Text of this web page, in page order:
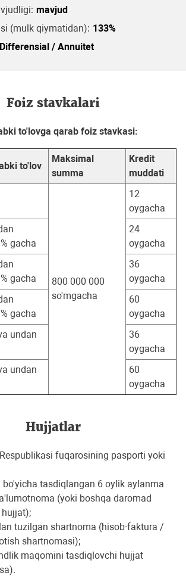
mavjud
(mulk qiymatidan): 133%
Differensial / Annuitet
Foiz stavkalari
to'lovga qarab foiz stavkasi:
to'lov
Maksimal
summa
Kredit
muddati
800 000 000
so'mgacha
12
oygacha
gacha
24
oygacha
gacha
36
oygacha
gacha
60
oygacha
undan
36
oygacha
undan
60
oygacha
Hujjatlar
fuqarosining pasporti yoki
bo'yicha tasdiqlangan 6 oylik aylanma
(yoki boshqa daromad
tuzilgan shartnoma (hisob-faktura /
shartnomasi);
maqomini tasdiqlovchi hujjat